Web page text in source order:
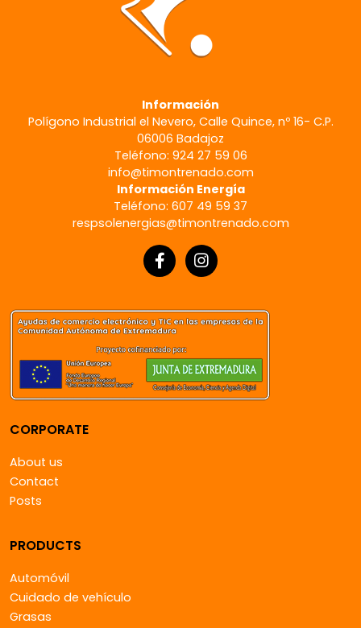
Información
Polígono Industrial el Nevero, Calle Quince, nº 16- C.P.
06006 Badajoz
Teléfono: 924 27 59 06
info@timontrenado.com
Información Energía
Teléfono: 607 49 59 37
respsolenergias@timontrenado.com
CORPORATE
About us
Contact
Posts
PRODUCTS
Automóvil
Cuidado de vehículo
Grasas